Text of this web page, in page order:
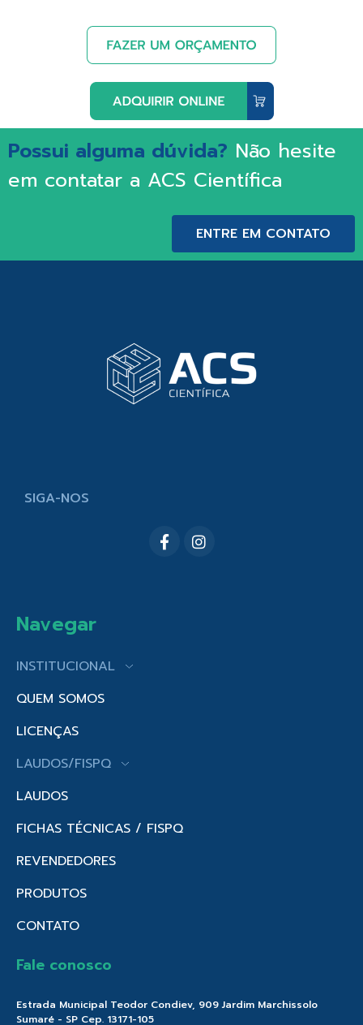
Possui alguma dúvida? Não hesite
em contatar a ACS Científica
ENTRE EM CONTATO
SIGA-NOS
Navegar
INSTITUCIONAL
QUEM SOMOS
LICENÇAS
LAUDOS/FISPQ
LAUDOS
FICHAS TÉCNICAS / FISPQ
REVENDEDORES
PRODUTOS
CONTATO
Fale conosco
Estrada Municipal Teodor Condiev, 909 Jardim Marchissolo
Sumaré - SP Cep. 13171-105